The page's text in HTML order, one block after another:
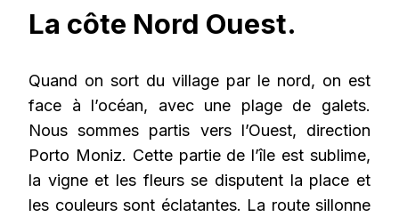
La côte Nord Ouest.
Quand on sort du village par le nord, on est
face à l’océan, avec une plage de galets.
Nous sommes partis vers l’Ouest, direction
Porto Moniz. Cette partie de l’île est sublime,
la vigne et les fleurs se disputent la place et
les couleurs sont éclatantes. La route sillonne